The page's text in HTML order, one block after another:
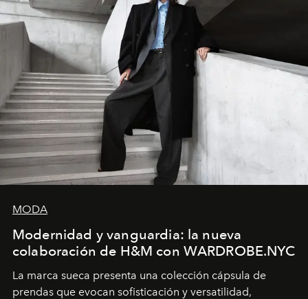
MODA
Modernidad y vanguardia: la nueva
colaboración de H&M con WARDROBE.NYC
La marca sueca presenta una colección cápsula de
prendas que evocan sofisticación y versatilidad,